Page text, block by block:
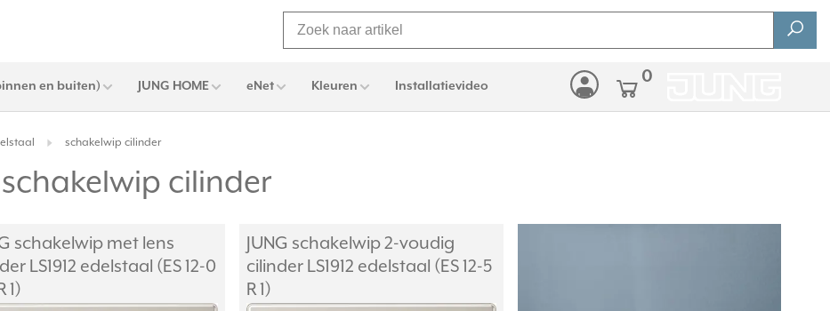
en buiten) JUNG HOME eNet Kleuren Installatievideo 0
schakelwip cilinder
schakelwip cilinder
schakelwip met lens
LS1912 edelstaal (ES 12-0
1)
JUNG schakelwip 2-voudig
cilinder LS1912 edelstaal (ES 12-5
R 1)